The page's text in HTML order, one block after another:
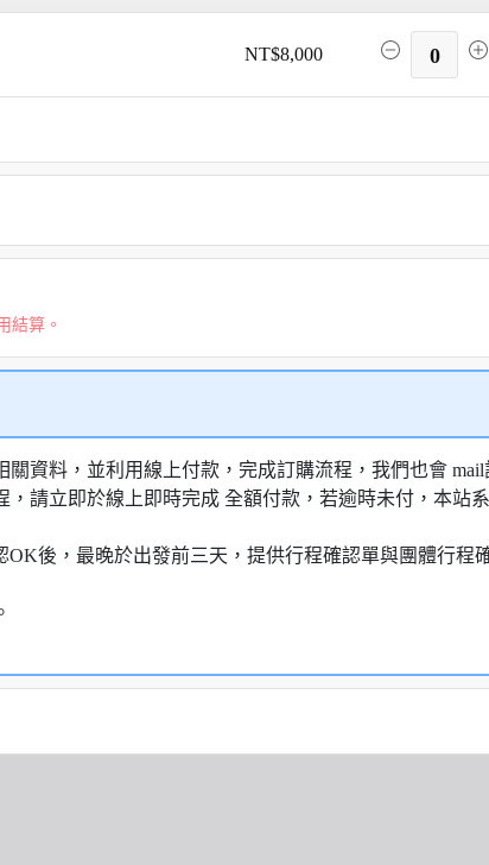
NT$8,000 0
結算。
資料，並利用線上付款，完成訂購流程，我們也會 mail
請立即於線上即時完成 全額付款，若逾時未付，本站
後，最晚於出發前三天，提供行程確認單與團體行程